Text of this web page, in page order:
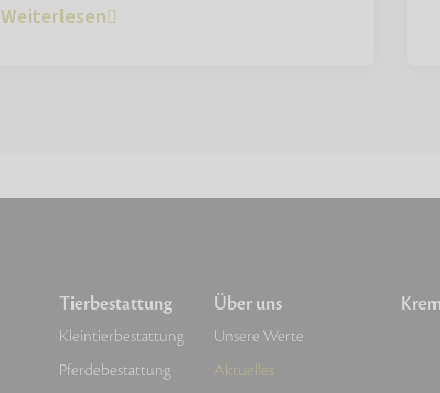
Weiterlesen
Tierbestattung
Kleintierbestattung
Pferdebestattung
Über uns
Unsere Werte
Aktuelles